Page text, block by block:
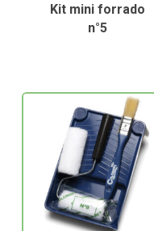
Kit mini forrado
n°5